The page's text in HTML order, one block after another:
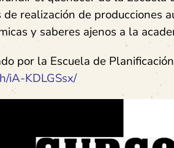
realización de producciones
y saberes ajenos a la
por la Escuela de
iA-KDLGSsx/